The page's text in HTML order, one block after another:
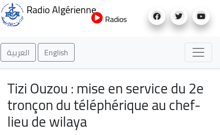
au
Radio Algérienne
Radios
العربية English
Tizi Ouzou : mise en service du 2e
tronçon du téléphérique au chef-
lieu de wilaya